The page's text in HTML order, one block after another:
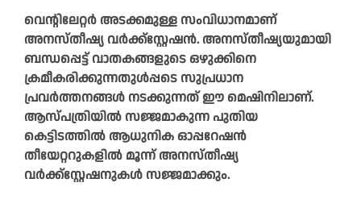
വെന്റിലേറ്റർ അടക്കമുള്ള സംവിധാനമാണ്
അനസ്തീഷ്യ വർക്ക്സ്റ്റേഷൻ. അനസ്തീഷ്യയുമായി
ബന്ധപ്പെട്ട് വാതകങ്ങളുടെ ഒഴുക്കിനെ
ക്രമീകരിക്കുന്നതുൾപ്പടെ സുപ്രധാന
പ്രവർത്തനങ്ങൾ നടക്കുന്നത് ഈ മെഷിനിലാണ്.
ആസ്പത്രിയിൽ സജ്ജമാകുന്ന പുതിയ
കെട്ടിടത്തിൽ ആധുനിക ഓപ്പറേഷൻ
തീയേറ്ററുകളിൽ മൂന്ന് അനസ്തീഷ്യ
വർക്ക്സ്റ്റേഷനുകൾ സജ്ജമാക്കും.